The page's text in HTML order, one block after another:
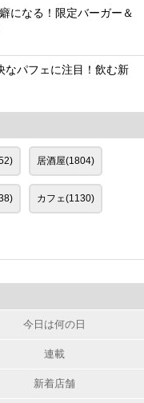
になる！限定バーガー＆
なパフェに注目！飲む新
居酒屋(1804)
カフェ(1130)
今日は何の日
連載
新着店舗